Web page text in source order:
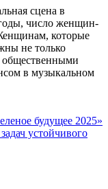
сцена в
число женщин-
которые
не только
общественными
в музыкальном